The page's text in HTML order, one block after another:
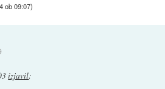
ob 09:07)
izjavil: